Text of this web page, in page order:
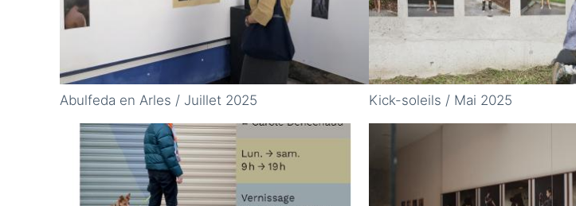
Abulfeda en Arles / Juillet 2025 Kick-soleils / Mai 2025